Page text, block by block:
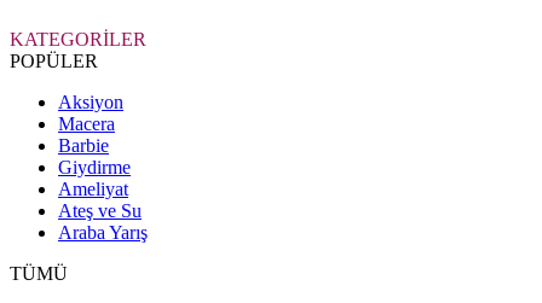
KATEGORİLER
POPÜLER
Aksiyon
Macera
Barbie
Giydirme
Ameliyat
Ateş ve Su
Araba Yarış
TÜMÜ